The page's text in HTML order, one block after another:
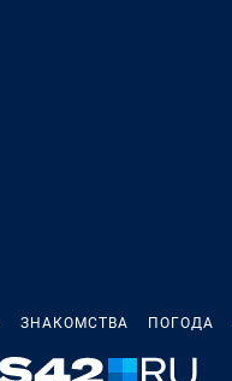
ЗНАКОМСТВА ПОГОДА